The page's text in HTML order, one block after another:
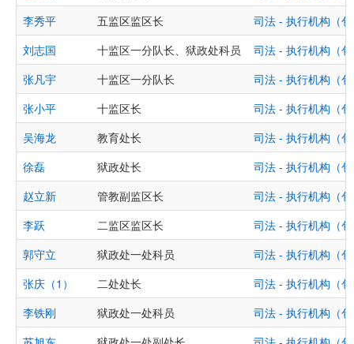
李秀平
五监区监区长
司法 - 执行机构（
刘志国
十监区一分队长、狱政处科员
司法 - 执行机构（
张凡宇
十监区一分队长
司法 - 执行机构（
张小平
十监区长
司法 - 执行机构（
吴海龙
教育处长
司法 - 执行机构（
徐磊
狱政处长
司法 - 执行机构（
赵立新
管教副监区长
司法 - 执行机构（
李跃
二监区监区长
司法 - 执行机构（
郭守立
狱政处一处科员
司法 - 执行机构（
张庆（1）
二处处长
司法 - 执行机构（
李铁刚
狱政处一处科员
司法 - 执行机构（